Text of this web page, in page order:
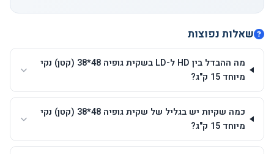
שאלות נפוצות
מה ההבדל בין HD ל-LD בשקית גופיה 48*38 (קטן) נקי
מיוחד 15 ק"ג?
כמה שקיות יש בגליל של שקית גופיה 48*38 (קטן) נקי
מיוחד 15 ק"ג?